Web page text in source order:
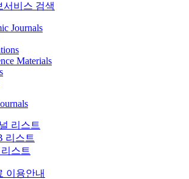
서비스 검색
Journals
Materials
리스트
리스트
스트
이용안내